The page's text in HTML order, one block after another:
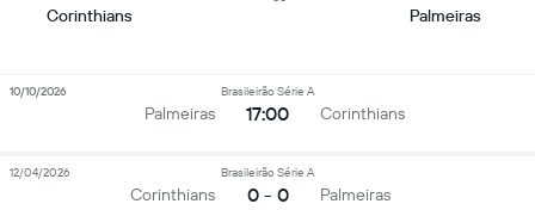
Corinthians Palmeiras
Palmeiras
Brasileirão Série A
17:00 Corinthians
10/10/2026
Corinthians
Brasileirão Série A
0 - 0 Palmeiras
12/04/2026